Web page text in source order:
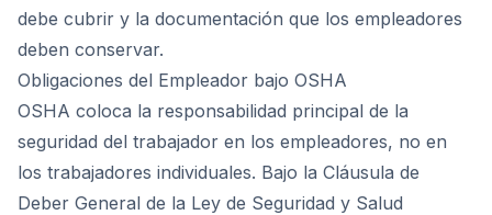
debe cubrir y la documentación que los empleadores
deben conservar.
Obligaciones del Empleador bajo OSHA
OSHA coloca la responsabilidad principal de la
seguridad del trabajador en los empleadores, no en
los trabajadores individuales. Bajo la Cláusula de
Deber General de la Ley de Seguridad y Salud